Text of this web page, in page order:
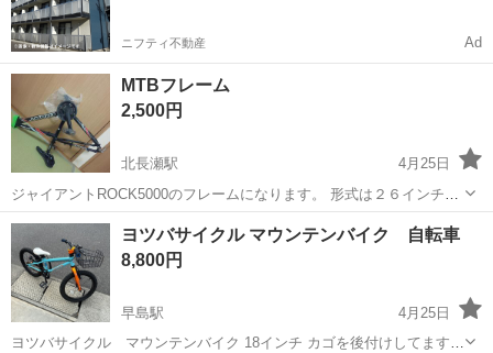
ニフティ不動産 Ad
MTBフレーム
2,500円
北長瀬駅
4月25日
ジャイアントROCK5000のフレームになります。 形式は２６インチの
MTB 年式は２００６年 フレームのサイズはXSでシートチューブ
360mm(適正身長150~165cm)、Vブレーキポスト BBはタンゲに交換し
て10km...
岡山 岡山市 北長瀬駅 マウンテンバイク タンゲ
ヨツバサイクル マウンテンバイク 自転車
8,800円
早島駅
4月25日
ヨツバサイクル マウンテンバイク 18インチ カゴを後付けしてます。